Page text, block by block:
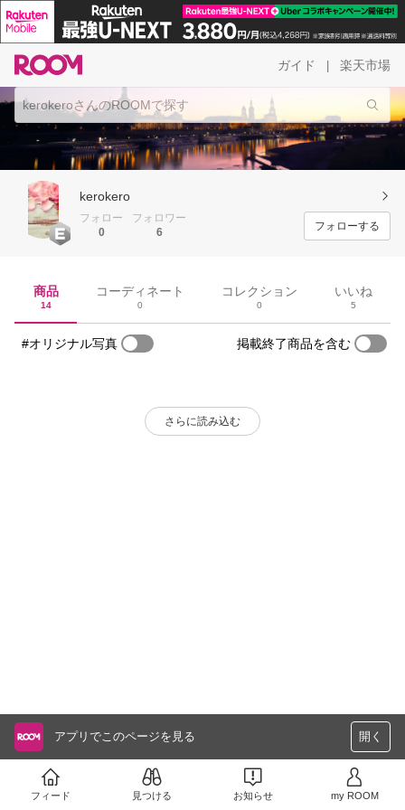
ガイド 楽天市場
kerokero
フォロー
0
フォロワー
6
フォローする
商品
14
コーディネート
0
コレクション
0
いいね
5
#オリジナル写真 掲載終了商品を含む
さらに読み込む
アプリでこのページを見る 開く
フィード 見つける お知らせ my ROOM